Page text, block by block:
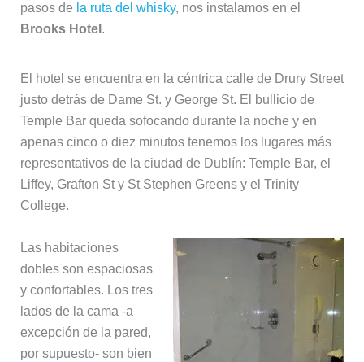
pasos de la ruta del whisky, nos instalamos en el
Brooks Hotel .
El hotel se encuentra en la céntrica calle de Drury Street
justo detrás de Dame St. y George St. El bullicio de
Temple Bar queda sofocando durante la noche y en
apenas cinco o diez minutos tenemos los lugares más
representativos de la ciudad de Dublín: Temple Bar, el
Liffey, Grafton St y St Stephen Greens y el Trinity
College.
Las habitaciones
dobles son espaciosas
y confortables. Los tres
lados de la cama -a
excepción de la pared,
por supuesto- son bien